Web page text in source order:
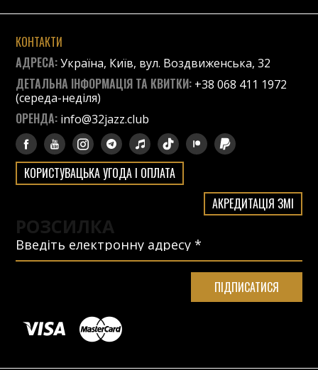
КОНТАКТИ
АДРЕСА:Україна, Київ, вул. Воздвиженська, 32
ДЕТАЛЬНА ІНФОРМАЦІЯ ТА КВИТКИ: +38 068 411 1972
(середа-неділя)
ОРЕНДА: info@32jazz.club
КОРИСТУВАЦЬКА УГОДА І ОПЛАТА
АКРЕДИТАЦІЯ ЗМІ
РОЗСИЛКА